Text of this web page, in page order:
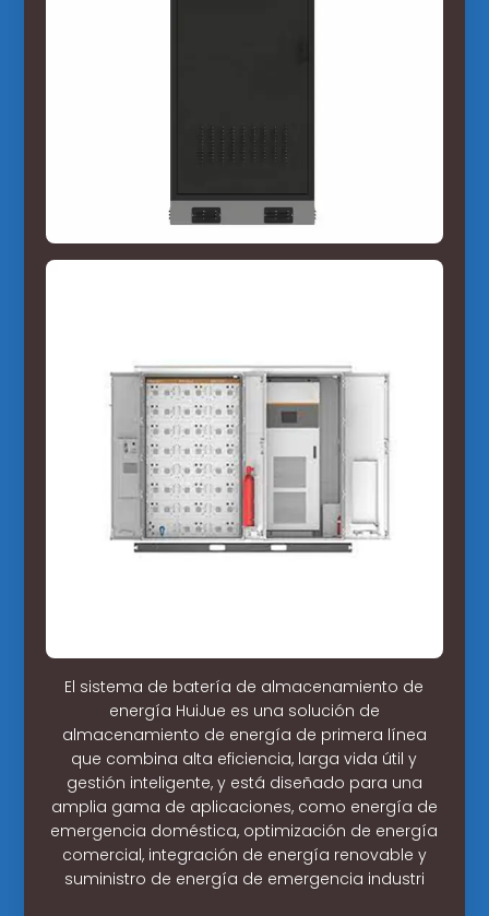
El sistema de batería de almacenamiento de
energía HuiJue es una solución de
almacenamiento de energía de primera línea
que combina alta eficiencia, larga vida útil y
gestión inteligente, y está diseñado para una
amplia gama de aplicaciones, como energía de
emergencia doméstica, optimización de energía
comercial, integración de energía renovable y
suministro de energía de emergencia industri